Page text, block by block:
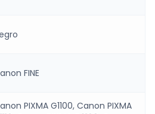
FINE
PIXMA G1100, Canon PIXMA